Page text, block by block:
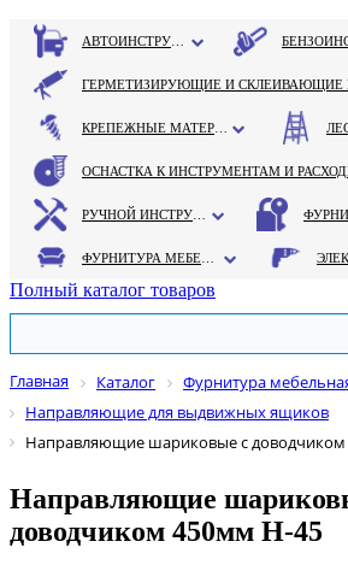
Полный каталог товаров
Главная Каталог
Фурнитура
Направляющие для выдвижных ящиков
Направляющие шариковые с доводчиком
Направляющие
доводчиком 450мм H-45